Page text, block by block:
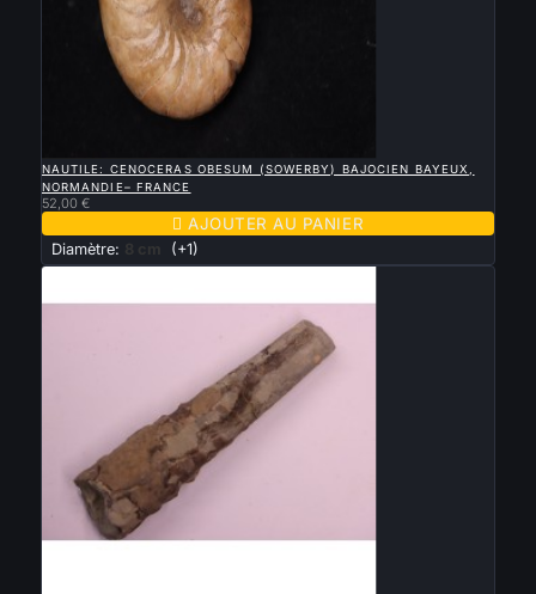
NAUTILE: CENOCERAS OBESUM (SOWERBY) BAJOCIEN BAYEUX,
NORMANDIE– FRANCE
52,00 €
 AJOUTER AU PANIER
Diamètre: 8 cm (+1)